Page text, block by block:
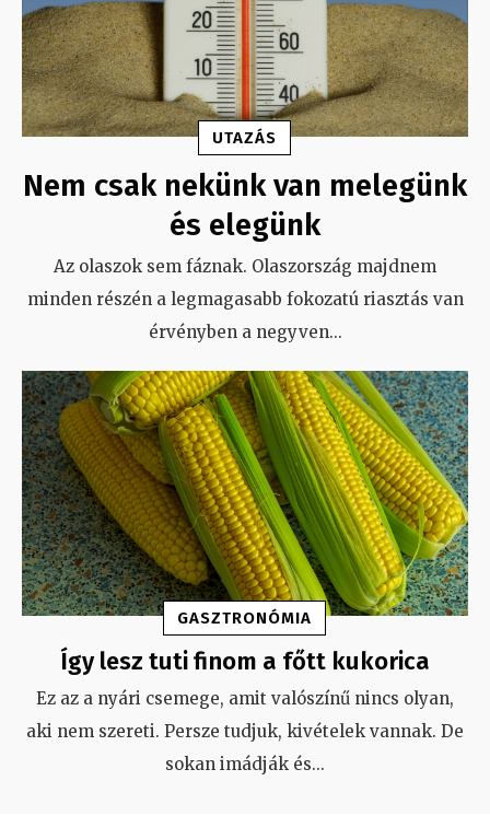
UTAZÁS
Nem csak nekünk van melegünk
és elegünk
Az olaszok sem fáznak. Olaszország majdnem
minden részén a legmagasabb fokozatú riasztás van
érvényben a negyven...
GASZTRONÓMIA
Így lesz tuti finom a főtt kukorica
Ez az a nyári csemege, amit valószínű nincs olyan,
aki nem szereti. Persze tudjuk, kivételek vannak. De
sokan imádják és...